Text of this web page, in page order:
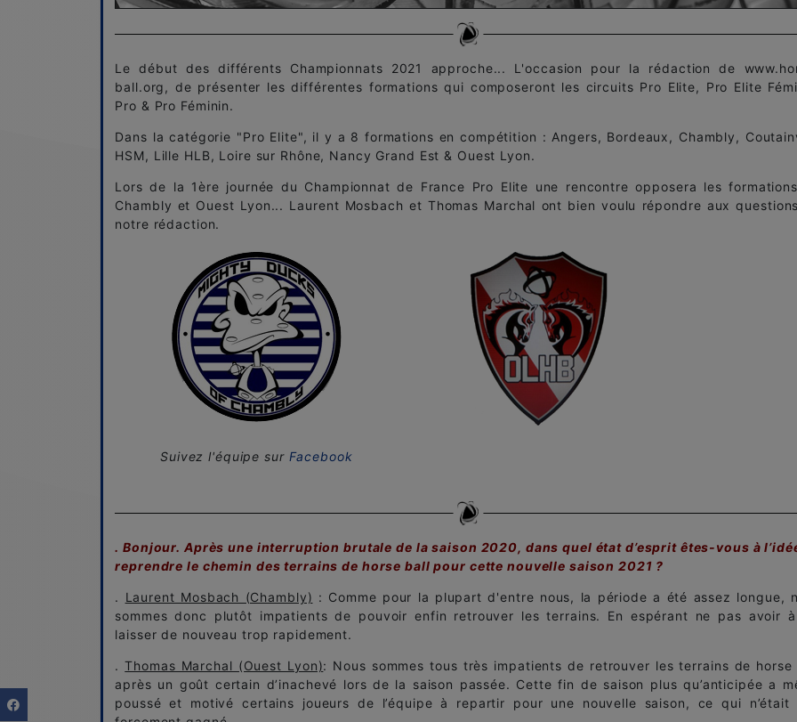
Le début des différents Championnats 2021 approche... L'occasion pour la rédaction de
ball.org, de présenter les différentes formations qui composeront les circuits Pro Elite, Pro Elite
Pro & Pro Féminin.
Dans la catégorie "Pro Elite", il y a 8 formations en compétition : Angers, Bordeaux, Chambly,
HSM, Lille HLB, Loire sur Rhône, Nancy Grand Est & Ouest Lyon.
Lors de la 1ère journée du Championnat de France Pro Elite une rencontre opposera les
Chambly et Ouest Lyon... Laurent Mosbach et Thomas Marchal ont bien voulu répondre aux
notre rédaction.
Suivez l'équipe sur Facebook
. Bonjour. Après une interruption brutale de la saison 2020, dans quel état d’esprit êtes-vous à
reprendre le chemin des terrains de horse ball pour cette nouvelle saison 2021 ?
. Laurent Mosbach (Chambly) : Comme pour la plupart d'entre nous, la période a été assez longue,
sommes donc plutôt impatients de pouvoir enfin retrouver les terrains. En espérant ne pas avoir
laisser de nouveau trop rapidement.
.Thomas Marchal (Ouest Lyon): Nous sommes tous très impatients de retrouver les terrains de horse
après un goût certain d’inachevé lors de la saison passée. Cette fin de saison plus qu’anticipée a
poussé et motivé certains joueurs de l’équipe à repartir pour une nouvelle saison, ce qui n’était